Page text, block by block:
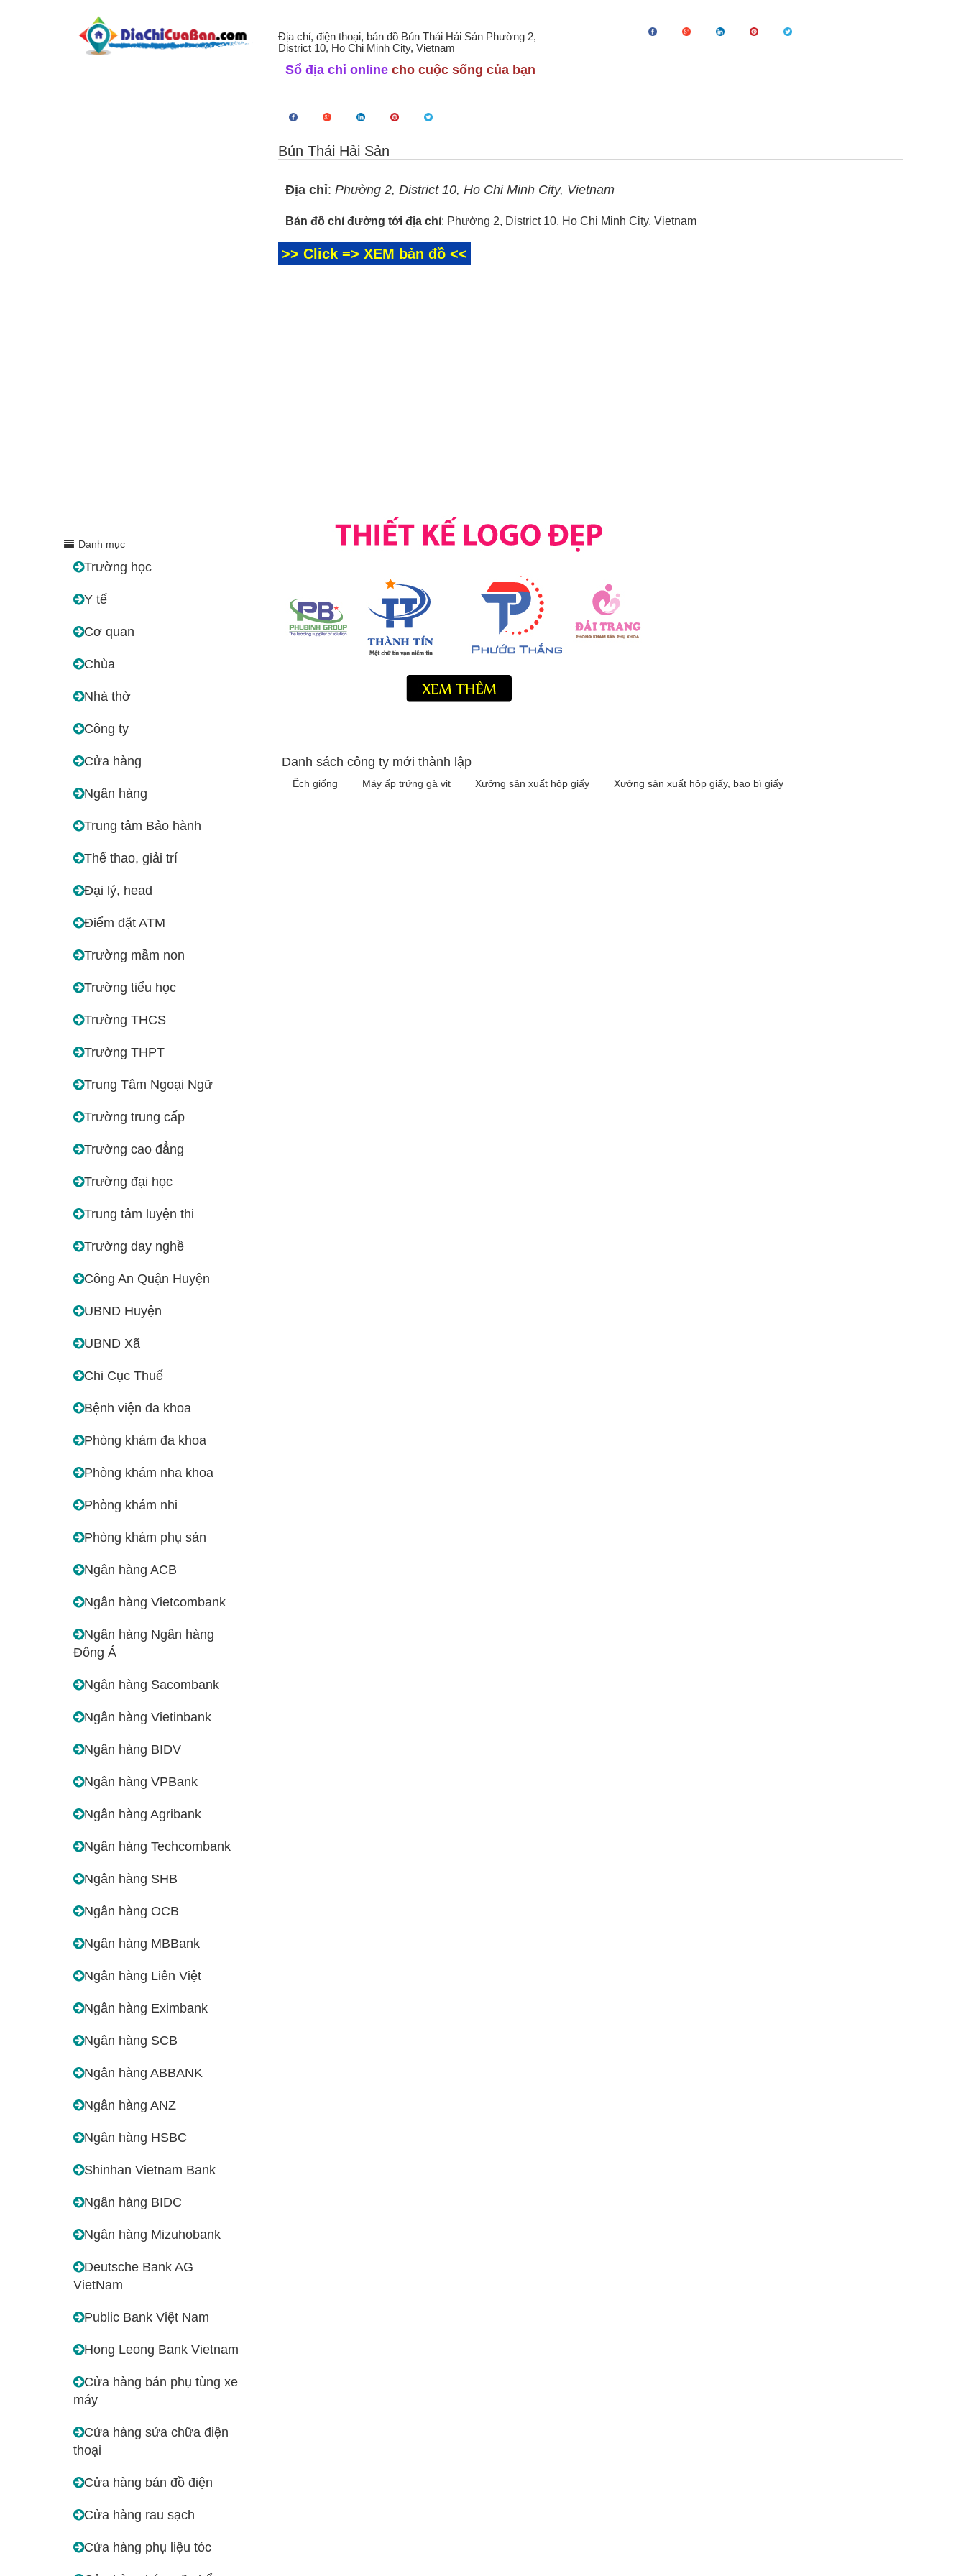
Địa chỉ, điện thoại, bản đồ Bún Thái Hải Sản Phường 2,
District 10, Ho Chi Minh City, Vietnam
Sổ địa chỉ online cho cuộc sống của bạn
Bún Thái Hải Sản
Địa chỉ: Phường 2, District 10, Ho Chi Minh City, Vietnam
Bản đồ chỉ đường tới địa chỉ: Phường 2, District 10, Ho Chi Minh City, Vietnam
>> Click => XEM bản đồ <<
Danh sách công ty mới thành lập
Ếch giống Máy ấp trứng gà vịt Xưởng sản xuất hộp giấy Xưởng sản xuất hộp giấy, bao bì giấy
Danh mục
Trường học
Y tế
Cơ quan
Chùa
Nhà thờ
Công ty
Cửa hàng
Ngân hàng
Trung tâm Bảo hành
Thể thao, giải trí
Đại lý, head
Điểm đặt ATM
Trường mầm non
Trường tiểu học
Trường THCS
Trường THPT
Trung Tâm Ngoại Ngữ
Trường trung cấp
Trường cao đẳng
Trường đại học
Trung tâm luyện thi
Trường day nghề
Công An Quận Huyện
UBND Huyện
UBND Xã
Chi Cục Thuế
Bệnh viện đa khoa
Phòng khám đa khoa
Phòng khám nha khoa
Phòng khám nhi
Phòng khám phụ sản
Ngân hàng ACB
Ngân hàng Vietcombank
Ngân hàng Ngân hàng
Đông Á
Ngân hàng Sacombank
Ngân hàng Vietinbank
Ngân hàng BIDV
Ngân hàng VPBank
Ngân hàng Agribank
Ngân hàng Techcombank
Ngân hàng SHB
Ngân hàng OCB
Ngân hàng MBBank
Ngân hàng Liên Việt
Ngân hàng Eximbank
Ngân hàng SCB
Ngân hàng ABBANK
Ngân hàng ANZ
Ngân hàng HSBC
Shinhan Vietnam Bank
Ngân hàng BIDC
Ngân hàng Mizuhobank
Deutsche Bank AG
VietNam
Public Bank Việt Nam
Hong Leong Bank Vietnam
Cửa hàng bán phụ tùng xe
máy
Cửa hàng sửa chữa điện
thoại
Cửa hàng bán đồ điện
Cửa hàng rau sạch
Cửa hàng phụ liệu tóc